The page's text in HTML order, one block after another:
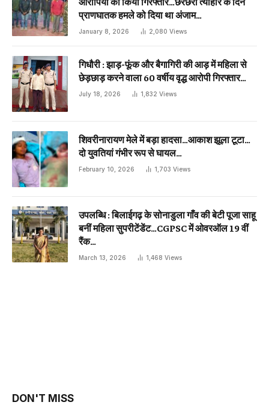
प्राणघातक हमले को दिया था अंजाम…
January 8, 2026 2,080 Views
गिधौरी : झाड़-फूंक और बैगागिरी की आड़ में महिला से
छेड़छाड़ करने वाला 60 वर्षीय वृद्ध आरोपी गिरफ्तार…
July 18, 2026 1,832 Views
शिवरीनारायण मेले में बड़ा हादसा…आकाश झूला टूटा…
दो युवतियां गंभीर रूप से घायल…
February 10, 2026 1,703 Views
उपलब्धि : बिलाईगढ़ के सोनाडुला गाँव की बेटी पूजा साहू
बनीं महिला सुपरीटेंडेंट…CGPSC में ओवरऑल 19 वीं
रैंक…
March 13, 2026 1,468 Views
DON'T MISS